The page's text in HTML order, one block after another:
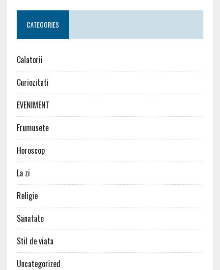
CATEGORIES
Calatorii
Curiozitati
EVENIMENT
Frumusete
Horoscop
La zi
Religie
Sanatate
Stil de viata
Uncategorized